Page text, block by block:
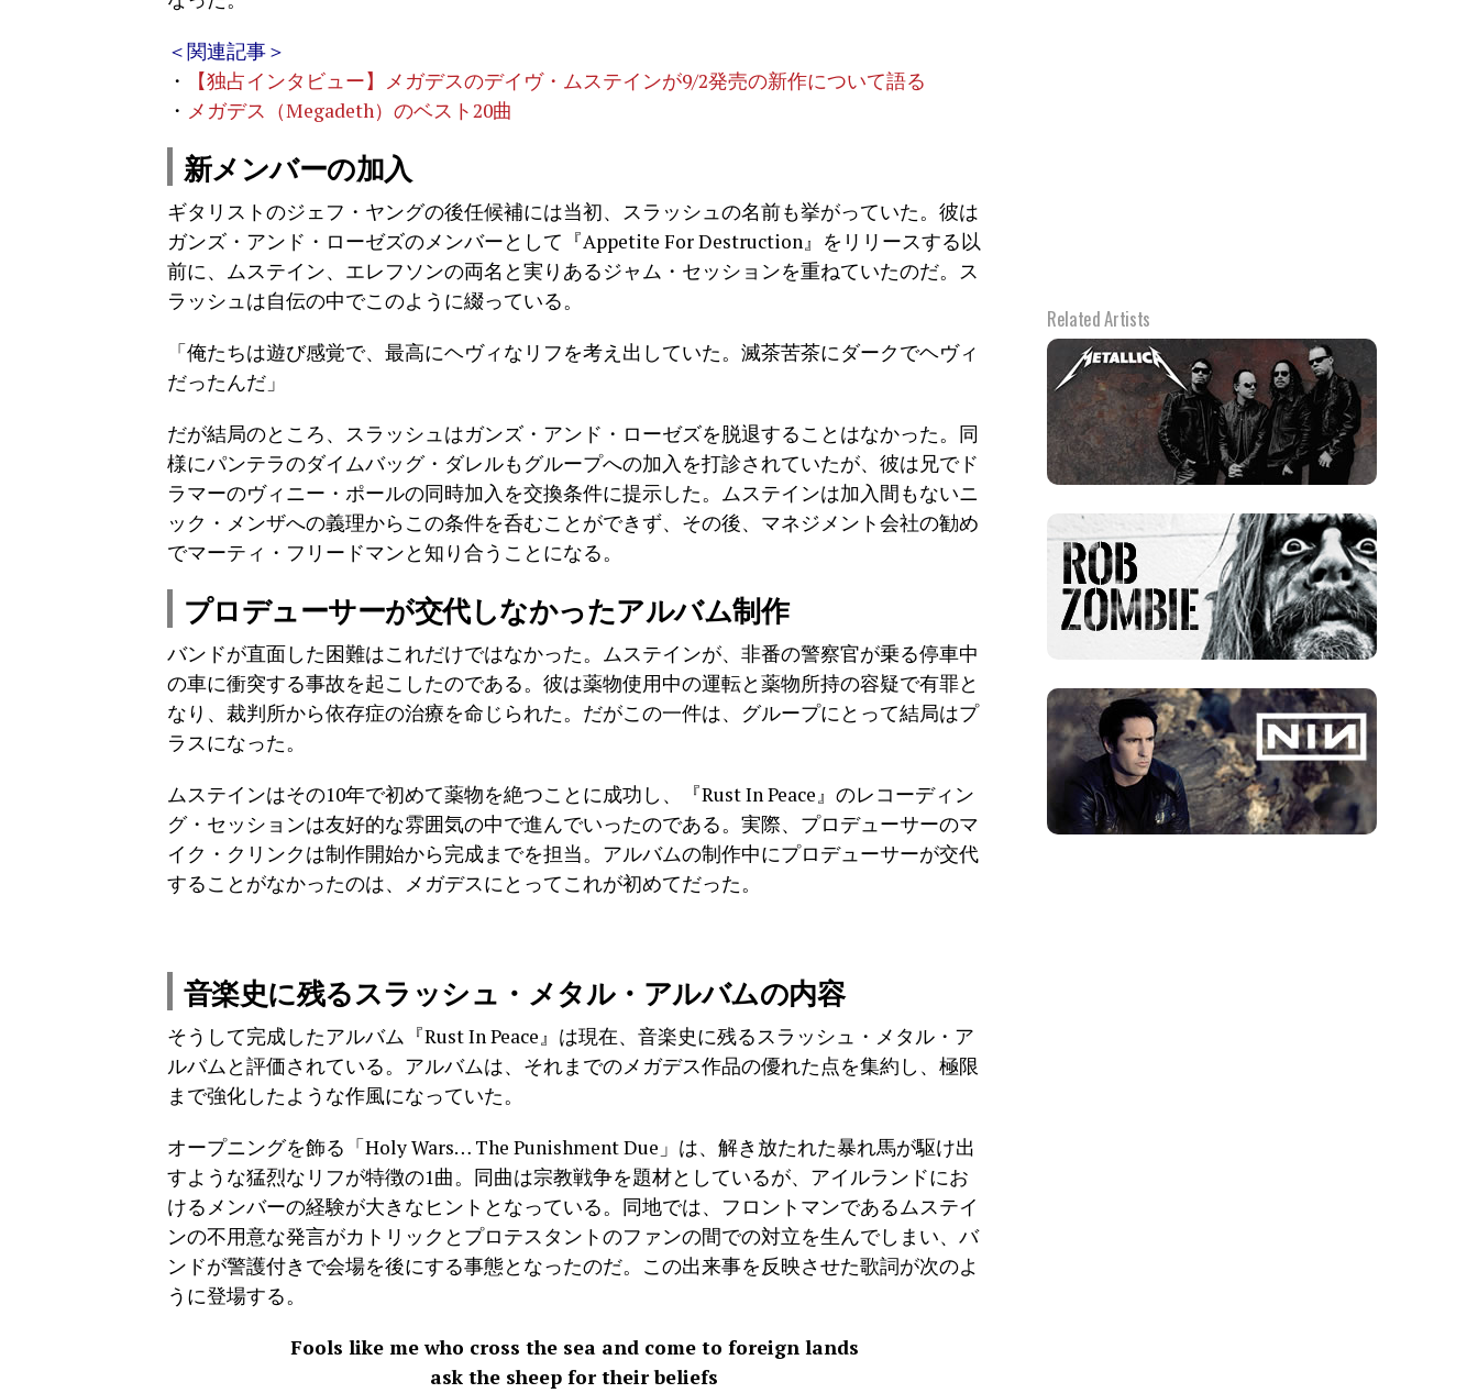
＜関連記事＞
・
【独占インタビュー】メガデスのデイヴ・ムステインが9/2発売の新作について語る
・ メガデス（Megadeth）のベスト20曲
新メンバーの加入
ギタリストのジェフ・ヤングの後任候補には当初、スラッシュの名前も挙がっていた。彼は
ガンズ・アンド・ローゼズのメンバーとして『Appetite For Destruction』をリリースする以
前に、ムステイン、エレフソンの両名と実りあるジャム・セッションを重ねていたのだ。ス
ラッシュは自伝の中でこのように綴っている。
「俺たちは遊び感覚で、最高にヘヴィなリフを考え出していた。滅茶苦茶にダークでヘヴィ
だったんだ」
だが結局のところ、スラッシュはガンズ・アンド・ローゼズを脱退することはなかった。同
様にパンテラのダイムバッグ・ダレルもグループへの加入を打診されていたが、彼は兄でド
ラマーのヴィニー・ポールの同時加入を交換条件に提示した。ムステインは加入間もないニ
ック・メンザへの義理からこの条件を呑むことができず、その後、マネジメント会社の勧め
でマーティ・フリードマンと知り合うことになる。
プロデューサーが交代しなかったアルバム制作
バンドが直面した困難はこれだけではなかった。ムステインが、非番の警察官が乗る停車中
の車に衝突する事故を起こしたのである。彼は薬物使用中の運転と薬物所持の容疑で有罪と
なり、裁判所から依存症の治療を命じられた。だがこの一件は、グループにとって結局はプ
ラスになった。
ムステインはその10年で初めて薬物を絶つことに成功し、『Rust In Peace』のレコーディン
グ・セッションは友好的な雰囲気の中で進んでいったのである。実際、プロデューサーのマ
イク・クリンクは制作開始から完成までを担当。アルバムの制作中にプロデューサーが交代
することがなかったのは、メガデスにとってこれが初めてだった。
音楽史に残るスラッシュ・メタル・アルバムの内容
そうして完成したアルバム『Rust In Peace』は現在、音楽史に残るスラッシュ・メタル・ア
ルバムと評価されている。アルバムは、それまでのメガデス作品の優れた点を集約し、極限
まで強化したような作風になっていた。
オープニングを飾る「Holy Wars… The Punishment Due」は、解き放たれた暴れ馬が駆け出
すような猛烈なリフが特徴の1曲。同曲は宗教戦争を題材としているが、アイルランドにお
けるメンバーの経験が大きなヒントとなっている。同地では、フロントマンであるムステイ
ンの不用意な発言がカトリックとプロテスタントのファンの間での対立を生んでしまい、バ
ンドが警護付きで会場を後にする事態となったのだ。この出来事を反映させた歌詞が次のよ
うに登場する。
Fools like me who cross the sea and come to foreign lands
ask the sheep for their beliefs
Related Artists